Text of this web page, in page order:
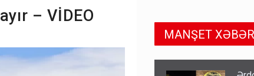
– VİDEO
MANŞET